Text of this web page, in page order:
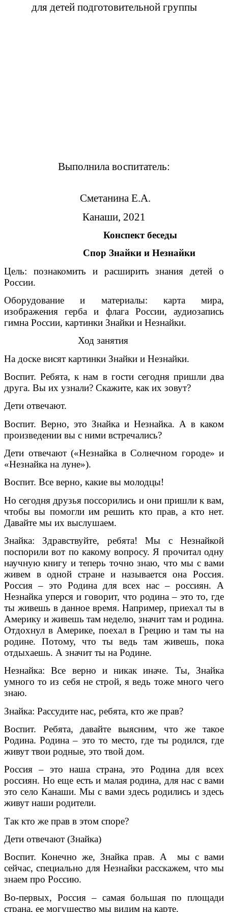
для детей подготовительной группы
Выполнила воспитатель:
Сметанина Е.А.
Канаши, 2021
Конспект беседы
Спор Знайки и Незнайки
Цель: познакомить и расширить знания детей о
России.
Оборудование и материалы: карта мира,
изображения герба и флага России, аудиозапись
гимна России, картинки Знайки и Незнайки.
Ход занятия
На доске висят картинки Знайки и Незнайки.
Воспит. Ребята, к нам в гости сегодня пришли два
друга. Вы их узнали? Скажите, как их зовут?
Дети отвечают.
Воспит. Верно, это Знайка и Незнайка. А в каком
произведении вы с ними встречались?
Дети отвечают («Незнайка в Солнечном городе» и
«Незнайка на луне»).
Воспит. Все верно, какие вы молодцы!
Но сегодня друзья поссорились и они пришли к вам,
чтобы вы помогли им решить кто прав, а кто нет.
Давайте мы их выслушаем.
Знайка: Здравствуйте, ребята! Мы с Незнайкой
поспорили вот по какому вопросу. Я прочитал одну
научную книгу и теперь точно знаю, что мы с вами
живем в одной стране и называется она Россия.
Россия – это Родина для всех нас – россиян. А
Незнайка уперся и говорит, что родина – это то, где
ты живешь в данное время. Например, приехал ты в
Америку и живешь там неделю, значит там и родина.
Отдохнул в Америке, поехал в Грецию и там ты на
родине. Потому, что ты ведь там живешь, пока
отдыхаешь. А значит ты на Родине.
Незнайка: Все верно и никак иначе. Ты, Знайка
умного то из себя не строй, я ведь тоже много чего
знаю.
Знайка: Рассудите нас, ребята, кто же прав?
Воспит. Ребята, давайте выясним, что же такое
Родина. Родина – это то место, где ты родился, где
живут твои родные, это твой дом.
Россия – это наша страна, это Родина для всех
россиян. Но еще есть и малая родина, для нас с вами
это село Канаши. Мы с вами здесь родились и здесь
живут наши родители.
Так кто же прав в этом споре?
Дети отвечают (Знайка)
Воспит. Конечно же, Знайка прав. А мы с вами
сейчас, специально для Незнайки расскажем, что мы
знаем про Россию.
Во-первых, Россия – самая большая по площади
страна, ее могущество мы видим на карте.